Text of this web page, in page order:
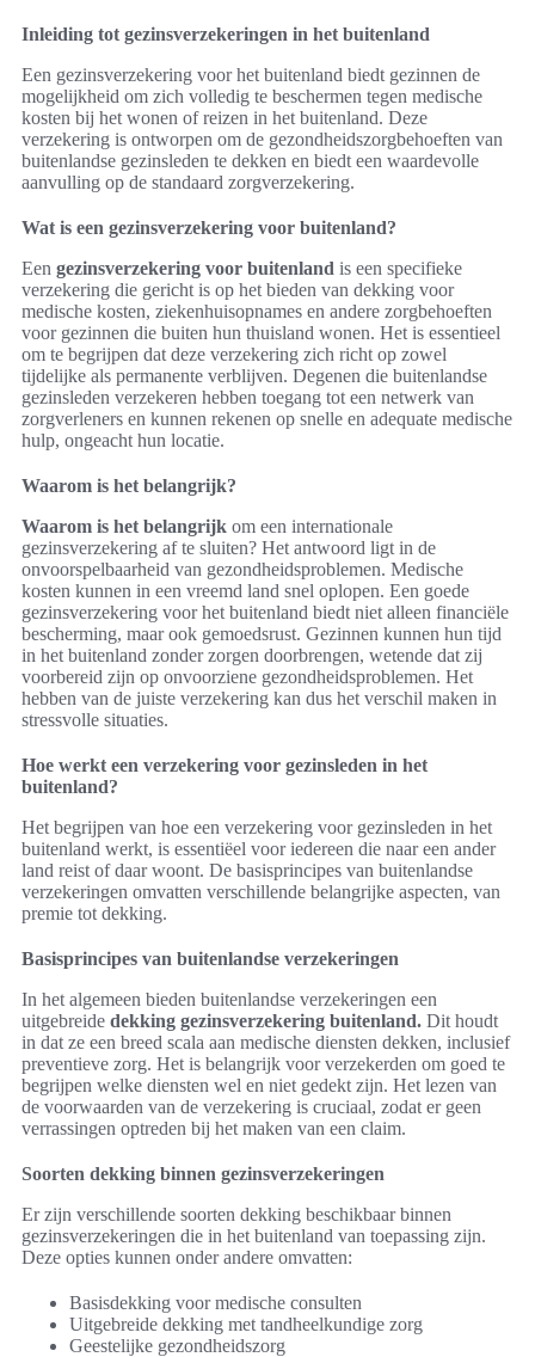
Inleiding tot gezinsverzekeringen in het buitenland
Een gezinsverzekering voor het buitenland biedt gezinnen de
mogelijkheid om zich volledig te beschermen tegen medische
kosten bij het wonen of reizen in het buitenland. Deze
verzekering is ontworpen om de gezondheidszorgbehoeften van
buitenlandse gezinsleden te dekken en biedt een waardevolle
aanvulling op de standaard zorgverzekering.
Wat is een gezinsverzekering voor buitenland?
Een gezinsverzekering voor buitenland is een specifieke
verzekering die gericht is op het bieden van dekking voor
medische kosten, ziekenhuisopnames en andere zorgbehoeften
voor gezinnen die buiten hun thuisland wonen. Het is essentieel
om te begrijpen dat deze verzekering zich richt op zowel
tijdelijke als permanente verblijven. Degenen die buitenlandse
gezinsleden verzekeren hebben toegang tot een netwerk van
zorgverleners en kunnen rekenen op snelle en adequate medische
hulp, ongeacht hun locatie.
Waarom is het belangrijk?
Waarom is het belangrijk om een internationale
gezinsverzekering af te sluiten? Het antwoord ligt in de
onvoorspelbaarheid van gezondheidsproblemen. Medische
kosten kunnen in een vreemd land snel oplopen. Een goede
gezinsverzekering voor het buitenland biedt niet alleen financiële
bescherming, maar ook gemoedsrust. Gezinnen kunnen hun tijd
in het buitenland zonder zorgen doorbrengen, wetende dat zij
voorbereid zijn op onvoorziene gezondheidsproblemen. Het
hebben van de juiste verzekering kan dus het verschil maken in
stressvolle situaties.
Hoe werkt een verzekering voor gezinsleden in het
buitenland?
Het begrijpen van hoe een verzekering voor gezinsleden in het
buitenland werkt, is essentiëel voor iedereen die naar een ander
land reist of daar woont. De basisprincipes van buitenlandse
verzekeringen omvatten verschillende belangrijke aspecten, van
premie tot dekking.
Basisprincipes van buitenlandse verzekeringen
In het algemeen bieden buitenlandse verzekeringen een
uitgebreide dekking gezinsverzekering buitenland. Dit houdt
in dat ze een breed scala aan medische diensten dekken, inclusief
preventieve zorg. Het is belangrijk voor verzekerden om goed te
begrijpen welke diensten wel en niet gedekt zijn. Het lezen van
de voorwaarden van de verzekering is cruciaal, zodat er geen
verrassingen optreden bij het maken van een claim.
Soorten dekking binnen gezinsverzekeringen
Er zijn verschillende soorten dekking beschikbaar binnen
gezinsverzekeringen die in het buitenland van toepassing zijn.
Deze opties kunnen onder andere omvatten:
Basisdekking voor medische consulten
Uitgebreide dekking met tandheelkundige zorg
Geestelijke gezondheidszorg